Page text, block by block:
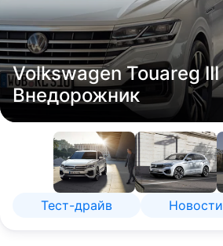
Volkswagen Touareg III
Внедорожник
Тест-драйв Новости